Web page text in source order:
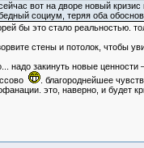
вот на дворе новый кризис
социум, теряя оба
бы это стало реальностью.
стены и потолок, чтобы
надо закинуть новые ценности
. благороднейшее
это, наверно, и будет